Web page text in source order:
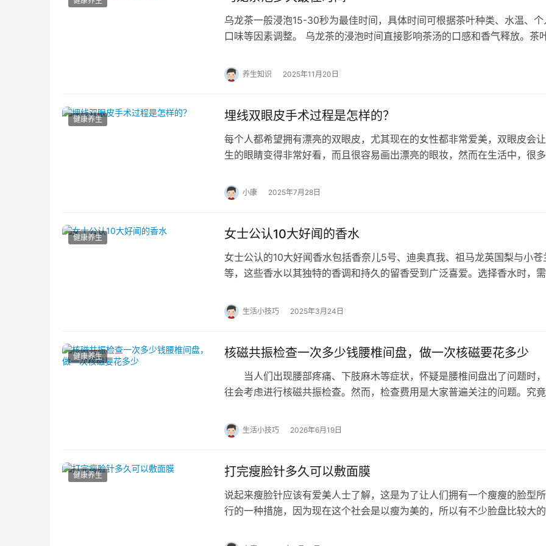
乌龙茶一般浸泡15-30秒为最佳时间，具体时间可根据茶叶种类、水温、个
口味等因素调整。 乌龙茶的浸泡时间直接影响茶汤的口感和香气释放。茶
养生知识 2025年11月20日
健康养生 埋线双眼皮手术过程是怎样的？
每个人都希望拥有漂亮的双眼皮，尤其现在的女性都非常爱美，双眼皮会
生的眼睛变得非常好看，而且很容易画出漂亮的眼妆，然而在生活中，很多
小康 2025年7月28日
健康养生 女士公认10大好闻的香水
女士公认的10大好闻香水包括香奈儿5号、迪奥真我、祖马龙英国梨与小苍
等，这些香水以其独特的香调和持久的留香受到广泛喜爱。选择香水时，需
生活小技巧 2025年3月24日
健康养生 核磁共振检查一次多少钱腰椎间盘，做一次核磁要花多少
当人们出现腰部疼痛、下肢麻木等症状，怀疑是腰椎间盘出了问题时
往会考虑进行核磁共振检查。然而，检查费用是大家普遍关注的问题。究竟
生活小技巧 2026年6月19日
健康养生 打完瘦脸针多久可以敷面膜
说起来瘦脸针应该有爱美人士了解，这是为了让人们拥有一个瘦瘦的脸型
行的一种措施，因为现在这个社会是以瘦为美的，所以有不少脸盘比较大的